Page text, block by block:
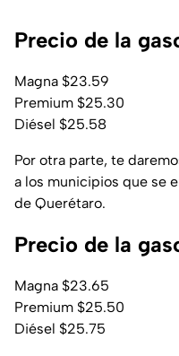
Precio de la
Magna $23.59
Premium $25.30
Diésel $25.58
Por otra parte, te
a los municipios que se
de Querétaro.
Precio de la
Magna $23.65
Premium $25.50
Diésel $25.75